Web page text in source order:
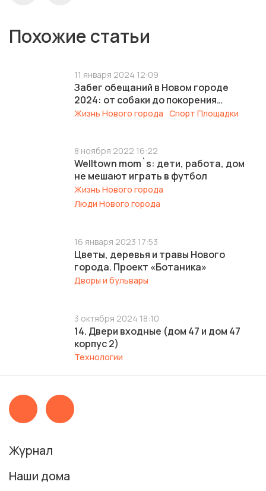
Похожие статьи
11 января 2024 12:09
Забег обещаний в Новом городе
2024: от собаки до покорения
Эльбруса
Жизнь Нового города Спорт Площадки
8 ноября 2022 16:22
Welltown mom`s: дети, работа, дом
не мешают играть в футбол
Жизнь Нового города
Люди Нового города
16 января 2023 17:53
Цветы, деревья и травы Нового
города. Проект «Ботаника»
Дворы и бульвары
3 октября 2024 18:10
14. Двери входные (дом 47 и дом 47
корпус 2)
Технологии
Журнал
Наши дома